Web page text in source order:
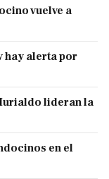
vuelve a
hay alerta por
lideran la
en el